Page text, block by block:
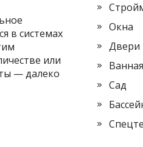
в системах
или
— далеко
Окна
Двери
Ванная
Сад